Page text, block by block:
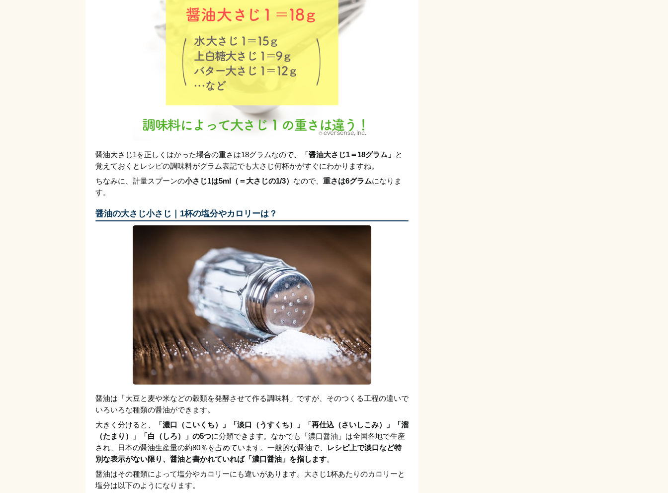
醤油大さじ1を正しくはかった場合の重さは18グラムなので、 「醤油大さじ1＝18グラム」 と
覚えておくとレシピの調味料がグラム表記でも大さじ何杯かがすぐにわかりますね。
ちなみに、計量スプーンの小さじ1は5ml（＝大さじの1/3） なので、 重さは6グラムになりま
す。
醤油の大さじ小さじ｜1杯の塩分やカロリーは？
醤油は「大豆と麦や米などの穀類を発酵させて作る調味料」ですが、そのつくる工程の違いで
いろいろな種類の醤油ができます。
大きく分けると、
「濃口（こいくち）」「淡口（うすくち）」「再仕込（さいしこみ）」「溜
（たまり）」「白（しろ）」の5つに分類できます。なかでも「濃口醤油」は全国各地で生産
され、日本の醤油生産量の約80％を占めています。一般的な醤油で、
レシピ上で淡口など特
別な表示がない限り、醤油と書かれていれば「濃口醤油」を指します。
醤油はその種類によって塩分やカロリーにも違いがあります。大さじ1杯あたりのカロリーと
塩分は以下のようになります。